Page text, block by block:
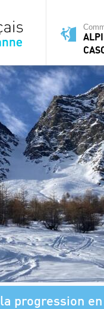
progression